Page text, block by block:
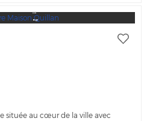
située au cœur de la ville avec